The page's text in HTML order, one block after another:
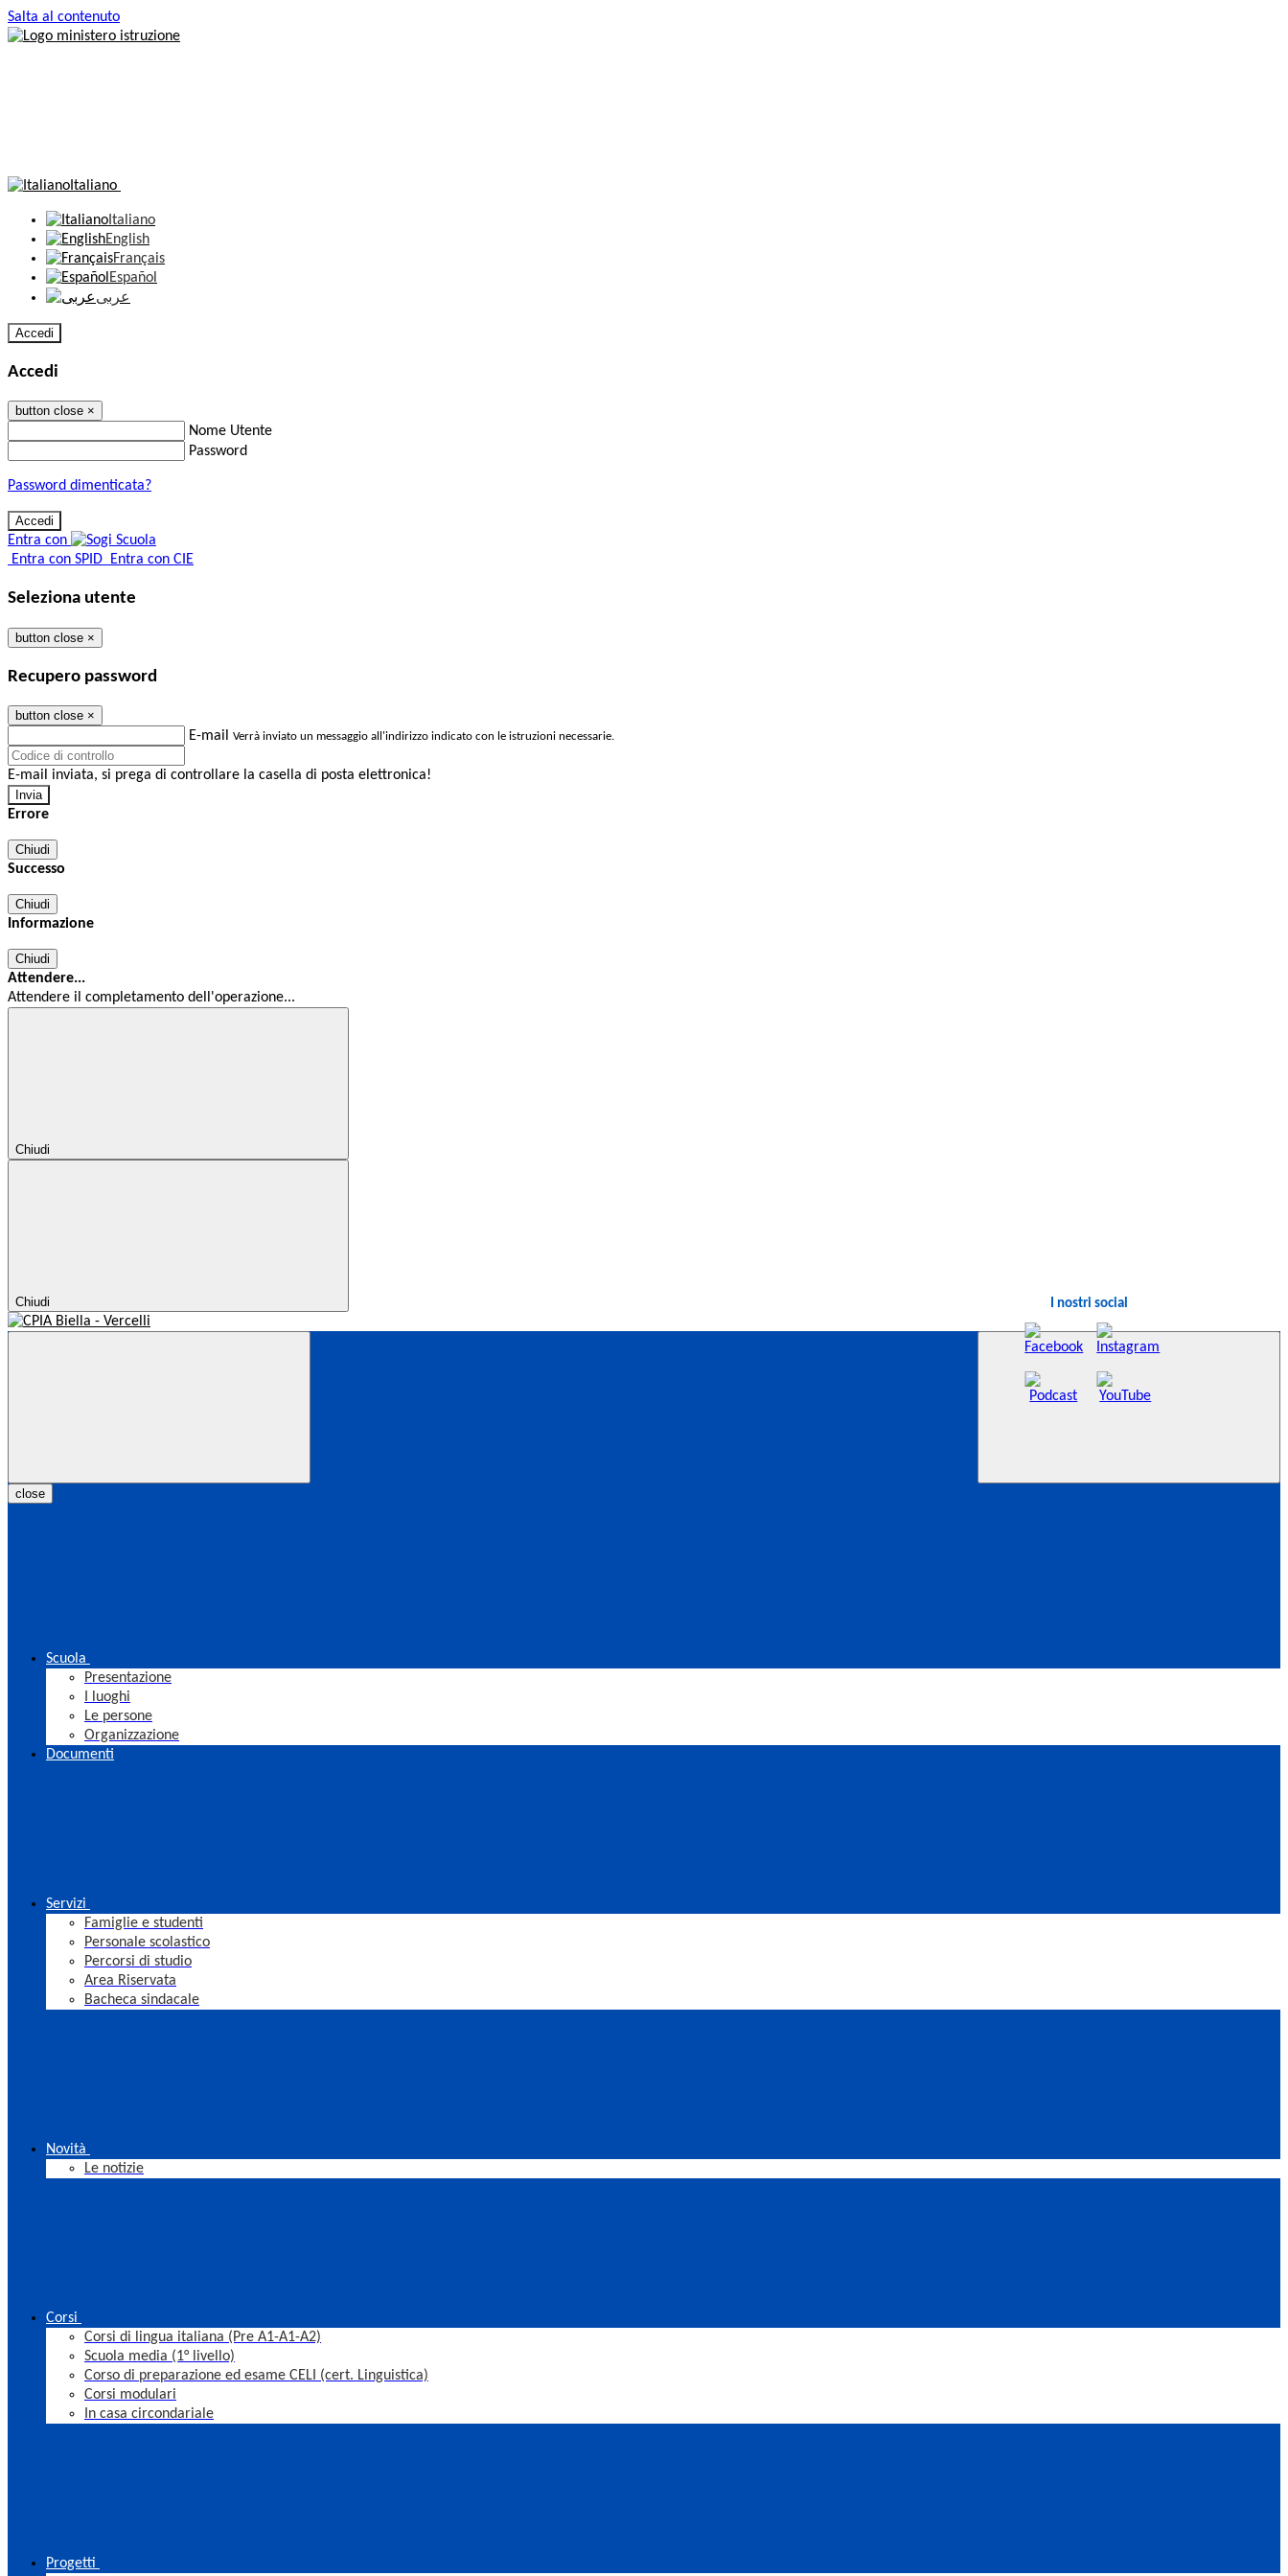
Salta al contenuto
Italiano
Italiano
English
Français
Español
عربى
Accedi
Accedi
button close ×
Nome Utente
Password
Password dimenticata?
Entra con
Entra con SPID Entra con CIE
Seleziona utente
button close ×
Recupero password
button close ×
E-mail Verrà inviato un messaggio all'indirizzo indicato con le istruzioni necessarie.
E-mail inviata, si prega di controllare la casella di posta elettronica!
Errore
Chiudi
Successo
Chiudi
Informazione
Chiudi
Attendere...
Attendere il completamento dell'operazione...
Chiudi
Chiudi I nostri social
close
Scuola
Presentazione
I luoghi
Le persone
Organizzazione
Documenti
Servizi
Famiglie e studenti
Personale scolastico
Percorsi di studio
Area Riservata
Bacheca sindacale
Novità
Le notizie
Corsi
Corsi di lingua italiana (Pre A1-A1-A2)
Scuola media (1° livello)
Corso di preparazione ed esame CELI (cert. Linguistica)
Corsi modulari
In casa circondariale
Progetti